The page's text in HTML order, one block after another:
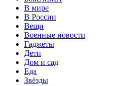
В мире
В России
Вещи
Военные новости
Гаджеты
Дети
Дом и сад
Еда
Звёзды